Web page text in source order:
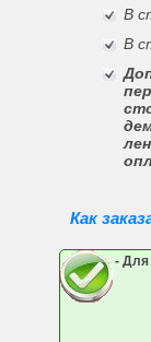
В
В
Как
- Для